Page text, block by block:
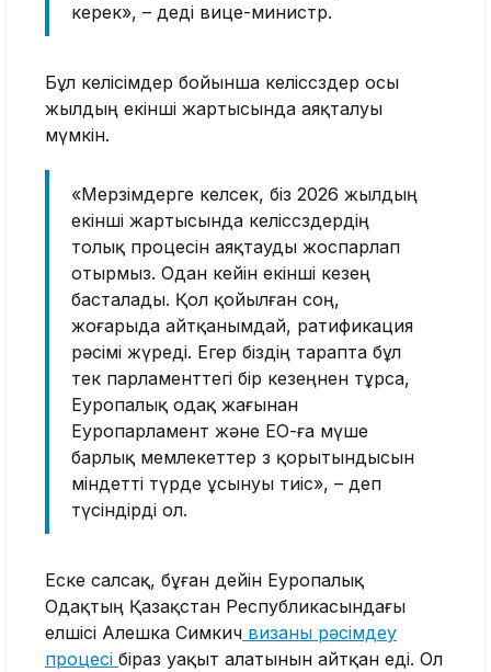
керек», – деді вице-министр.
Бұл келісімдер бойынша келіссөздер осы
жылдың екінші жартысында аяқталуы
мүмкін.
«Мерзімдерге келсек, біз 2026 жылдың
екінші жартысында келіссөздердің
толық процесін аяқтауды жоспарлап
отырмыз. Одан кейін екінші кезең
басталады. Қол қойылған соң,
жоғарыда айтқанымдай, ратификация
рәсімі жүреді. Егер біздің тарапта бұл
тек парламенттегі бір кезеңнен тұрса,
Еуропалық одақ жағынан
Еуропарламент және ЕО-ға мүше
барлық мемлекеттер өз қорытындысын
міндетті түрде ұсынуы тиіс», – деп
түсіндірді ол.
Еске салсақ, бұған дейін Еуропалық
Одақтың Қазақстан Республикасындағы
елшісі Алешка Симкич визаны рәсімдеу
процесі біраз уақыт алатынын айтқан еді. Ол